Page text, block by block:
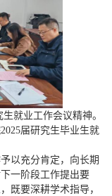
就业工作会议精神。
2025届研究生毕业生就
以充分肯定，向长期
一阶段工作提出要
既要深耕学术指导，